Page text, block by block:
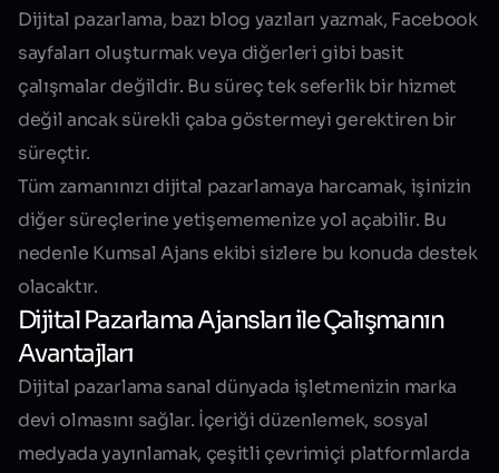
Dijital pazarlama, bazı blog yazıları yazmak, Facebook
sayfaları oluşturmak veya diğerleri gibi basit
çalışmalar değildir. Bu süreç tek seferlik bir hizmet
değil ancak sürekli çaba göstermeyi gerektiren bir
süreçtir.
Tüm zamanınızı dijital pazarlamaya harcamak, işinizin
diğer süreçlerine yetişememenize yol açabilir. Bu
nedenle Kumsal Ajans ekibi sizlere bu konuda destek
olacaktır.
Dijital Pazarlama Ajansları ile Çalışmanın
Avantajları
Dijital pazarlama sanal dünyada işletmenizin marka
devi olmasını sağlar. İçeriği düzenlemek, sosyal
medyada yayınlamak, çeşitli çevrimiçi platformlarda